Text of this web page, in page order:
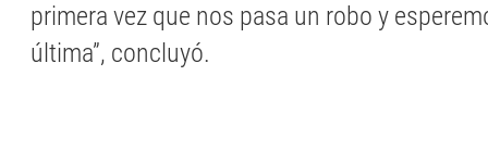
primera vez que nos pasa un robo y
última”, concluyó.